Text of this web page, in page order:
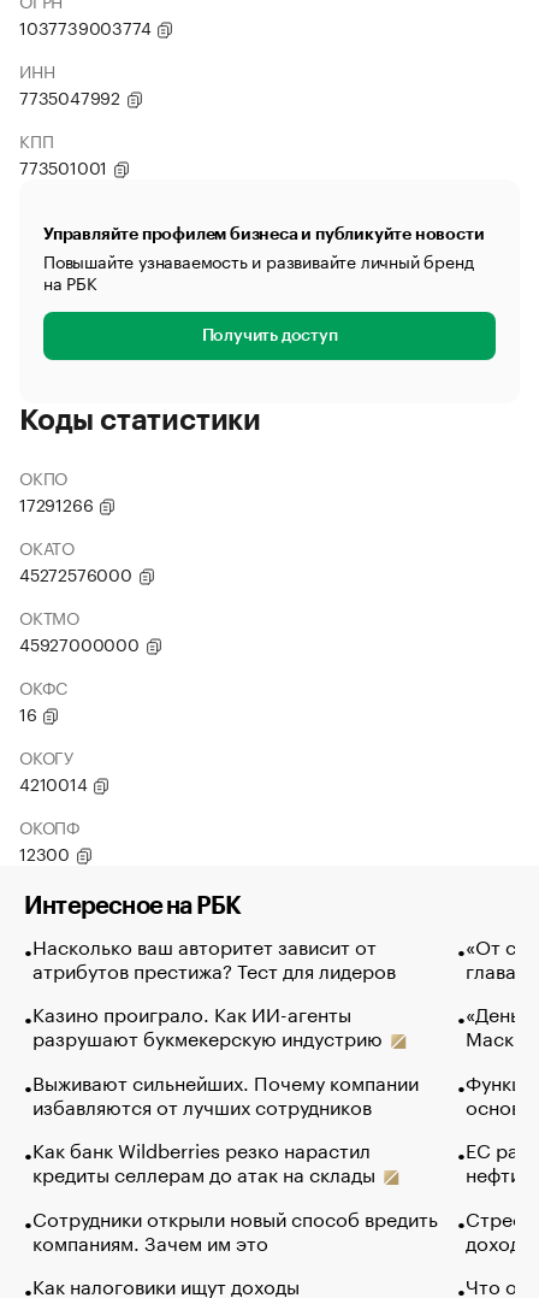
1037739003774
ИНН
7735047992
КПП
773501001
Управляйте профилем бизнеса и публикуйте новости
Повышайте узнаваемость и развивайте личный бренд
на РБК
Получить доступ
Коды статистики
ОКПО
17291266
ОКАТО
45272576000
ОКТМО
45927000000
ОКФС
16
ОКОГУ
4210014
ОКОПФ
12300
Интересное на РБК
Насколько ваш авторитет зависит от
атрибутов престижа? Тест для лидеров
Казино проиграло. Как ИИ-агенты
разрушают букмекерскую индустрию
Выживают сильнейших. Почему компании
избавляются от лучших сотрудников
Как банк Wildberries резко нарастил
кредиты селлерам до атак на склады
Сотрудники открыли новый способ вредить
компаниям. Зачем им это
Как налоговики ищут доходы
«От
глава
Маск в
основ
ЕС
нефти
Что